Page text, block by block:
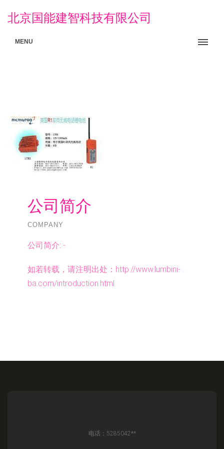
北京国能建智科技有限公司
MENU
公司简介
COMPANY
公司简介: -
如若转载，请注明出处：http://www.lumbini-
ba.com/introduction.html
电话：5285042**